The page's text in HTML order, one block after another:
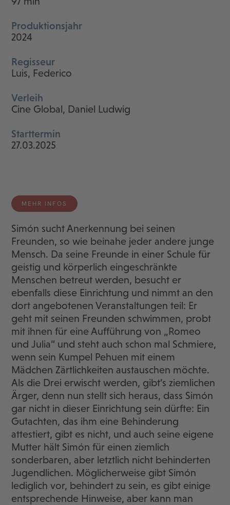
Produktionsjahr
2024
Regisseur
Luis, Federico
Verleih
Cine Global, Daniel Ludwig
Starttermin
27.03.2025
MEHR INFOS
Simón sucht Anerkennung bei seinen
Freunden, so wie beinahe jeder andere junge
Mensch. Da seine Freunde in einer Schule für
geistig und körperlich eingeschränkte
Menschen betreut werden, besucht er
ebenfalls diese Einrichtung und nimmt an den
dort angebotenen Veranstaltungen teil: Er
geht mit seinen Freunden schwimmen, probt
mit ihnen für eine Aufführung von „Romeo
und Julia“ und steht auch schon mal Schmiere,
wenn sein Kumpel Pehuen mit einem
Mädchen Zärtlichkeiten austauschen möchte.
Als die Drei erwischt werden, gibt’s ziemlichen
Ärger, denn nun stellt sich heraus, dass Simón
gar nicht in dieser Einrichtung sein dürfte: Ein
Gutachten, das ihm eine Behinderung
attestiert, gibt es nicht, und auch seine eigene
Mutter hält Simón für einen ziemlich
sonderbaren, aber letztlich nicht behinderten
Jugendlichen. Möglicherweise gibt Simón
lediglich vor, behindert zu sein, es gibt einige
entsprechende Hinweise, aber kann man